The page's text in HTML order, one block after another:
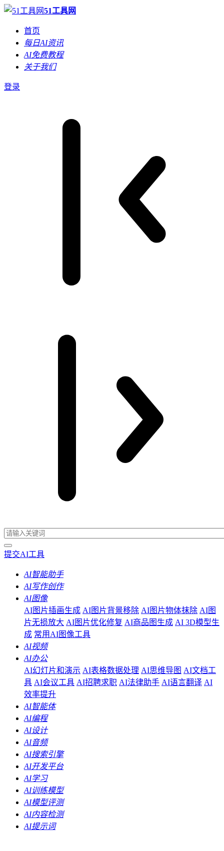
51工具网
首页
每日AI资讯
AI免费教程
关于我们
登录
提交AI工具
AI智能助手
AI写作创作
AI图像
AI图片插画生成 AI图片背景移除 AI图片物体抹除 AI图
片无损放大 AI图片优化修复 AI商品图生成 AI 3D模型生
成 常用AI图像工具
AI视频
AI办公
AI幻灯片和演示 AI表格数据处理 AI思维导图 AI文档工
具 AI会议工具 AI招聘求职 AI法律助手 AI语言翻译 AI
效率提升
AI智能体
AI编程
AI设计
AI音频
AI搜索引擎
AI开发平台
AI学习
AI训练模型
AI模型评测
AI内容检测
AI提示词